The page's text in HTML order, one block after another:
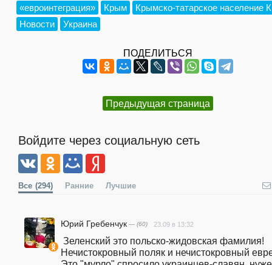
«евроинтеграция» Крым
Крымско-татарское население
Новости
Украина
ПОДЕЛИТЬСЯ
Предыдущая страница
Войдите через социальную сеть
Все (294) Ранние Лучшие
Юрий Гребенчук — (60) 23.09 в 13:32
Нечистокровный поляк и нечистокровный